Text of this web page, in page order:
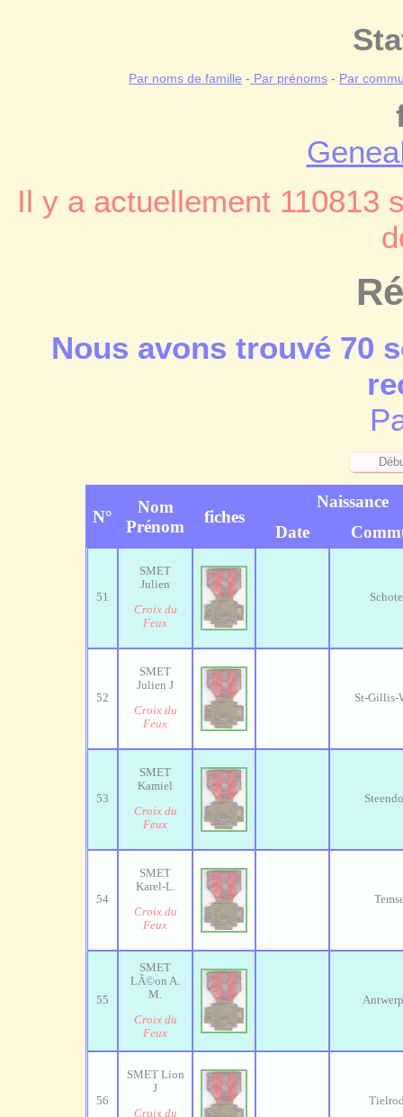
Par noms de famille - Par prénoms - Par
Il y a actuellement 110813
Nous avons trouvé 70
N°
Nom
Prénom
fiches
Naissance
Date
51
SMET
Julien
Croix du
Feux
52
SMET
Julien J
Croix du
Feux
St-Gillis-
53
SMET
Kamiel
Croix du
Feux
54
SMET
Karel-L.
Croix du
Feux
55
SMET
LÃ©on A.
M.
Croix du
Feux
56
SMET Lion
J
Croix du